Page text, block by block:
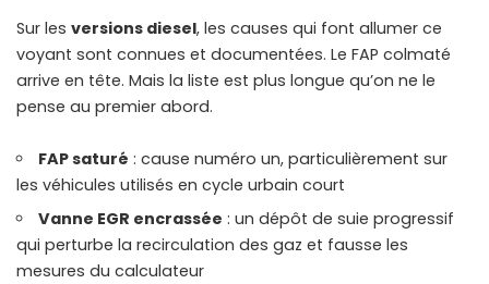
Sur les versions diesel, les causes qui font allumer ce
voyant sont connues et documentées. Le FAP colmaté
arrive en tête. Mais la liste est plus longue qu’on ne le
pense au premier abord.
FAP saturé : cause numéro un, particulièrement sur
les véhicules utilisés en cycle urbain court
Vanne EGR encrassée : un dépôt de suie progressif
qui perturbe la recirculation des gaz et fausse les
mesures du calculateur